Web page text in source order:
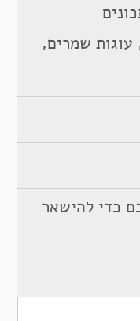
עוגות שמרים,
כדי להישאר